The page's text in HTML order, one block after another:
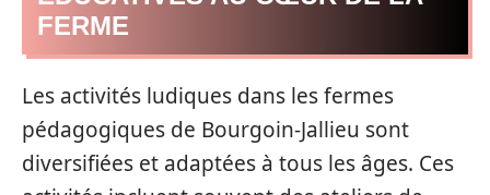
FERME
Les activités ludiques dans les fermes
pédagogiques de Bourgoin-Jallieu sont
diversifiées et adaptées à tous les âges. Ces